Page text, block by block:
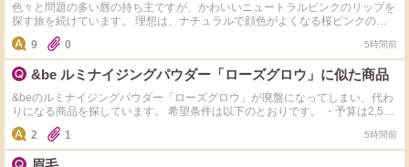
色々と問題の多い唇の持ち主ですが、かわいいニュートラルピンクのリップを
探す旅を続けています。 理想は、ナチュラルで顔色がよくなる桜ピンクのよ
うなリップ・・・ くすみカラーが全盛のなか、なかなか理想に出会えず失敗
を重ねています。 下記のような私でも使えそうなお勧めのピンクリップがあ
りましたら教えてください。 ブランドとカラーの型番（名前）も必ずお願い
します。 ・PCは、1stブライトスプリング（2nd ウィンター） ・紫に近い濃
い唇の色で、淡いカラーは発色しない ・黄みが強く発色するタイプで、コー
ラルピンクはオレンジに近くなってしまう ・リプモン、Visse、韓国系は皮む
けするのでNG ・スティック、リキッド、グロス、形はなんでもOK ・彩度が
低いと顔色が暗くなるので、くすみカラーもNG 今まで購入したなかで理想に
近いカラーは、 カネボウ ルージュスターヴァイブラント V01 エレガンス
クラルテルージュビジュー 04 どちらももう少し青みが欲しいコーラル系の
9 0 5時間前
&be ルミナイジングパウダー「ローズグロウ」に似た商品
&beのルミナイジングパウダー「ローズグロウ」が廃盤になってしまい、代わ
りになる商品を探しています。 希望条件は以下のとおりです。 ・予算は2,500
円前後まで ・ラメ感が強いものではなく、繊細なパール感のあるもの ・しっ
とりした質感で粉っぽくない ・粉質が細かい ・ハイライトとしてだけでな
く、チークとしても使えるような自然な血色感がある 後継品の&be ピュアリ
2 1 5時間前